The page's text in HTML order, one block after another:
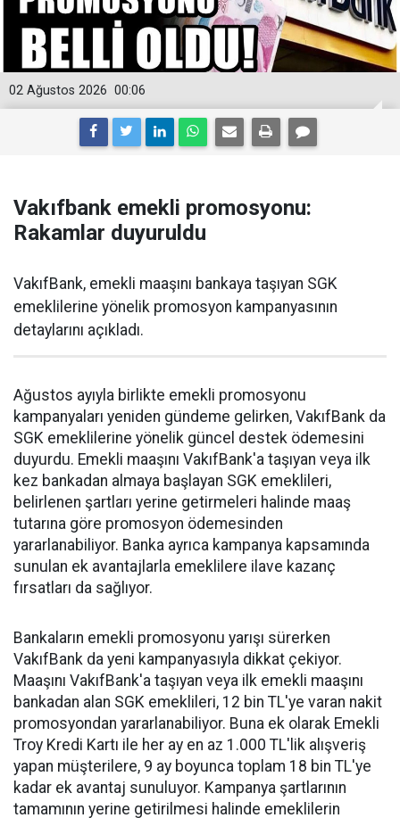
00:06
02 Ağustos 2026
Vakıfbank emekli promosyonu:
Rakamlar duyuruldu
VakıfBank, emekli maaşını bankaya taşıyan SGK
emeklilerine yönelik promosyon kampanyasının
detaylarını açıkladı.
Ağustos ayıyla birlikte emekli promosyonu
kampanyaları yeniden gündeme gelirken, VakıfBank da
SGK emeklilerine yönelik güncel destek ödemesini
duyurdu. Emekli maaşını VakıfBank'a taşıyan veya ilk
kez bankadan almaya başlayan SGK emeklileri,
belirlenen şartları yerine getirmeleri halinde maaş
tutarına göre promosyon ödemesinden
yararlanabiliyor. Banka ayrıca kampanya kapsamında
sunulan ek avantajlarla emeklilere ilave kazanç
fırsatları da sağlıyor.
Bankaların emekli promosyonu yarışı sürerken
VakıfBank da yeni kampanyasıyla dikkat çekiyor.
Maaşını VakıfBank'a taşıyan veya ilk emekli maaşını
bankadan alan SGK emeklileri, 12 bin TL'ye varan nakit
promosyondan yararlanabiliyor. Buna ek olarak Emekli
Troy Kredi Kartı ile her ay en az 1.000 TL'lik alışveriş
yapan müşterilere, 9 ay boyunca toplam 18 bin TL'ye
kadar ek avantaj sunuluyor. Kampanya şartlarının
tamamının yerine getirilmesi halinde emeklilerin